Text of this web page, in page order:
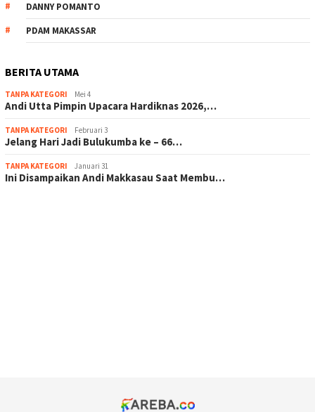
DANNY POMANTO
PDAM MAKASSAR
BERITA UTAMA
TANPA KATEGORI Mei 4
Andi Utta Pimpin Upacara Hardiknas 2026,…
TANPA KATEGORI Februari 3
Jelang Hari Jadi Bulukumba ke – 66…
TANPA KATEGORI Januari 31
Ini Disampaikan Andi Makkasau Saat Membu…